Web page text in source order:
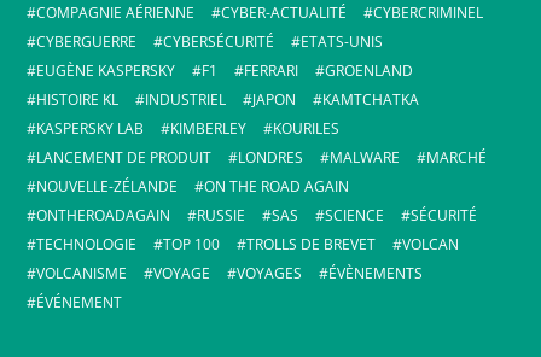
COMPAGNIE AÉRIENNE
CYBER-ACTUALITÉ
CYBERCRIMINEL
CYBERGUERRE
CYBERSÉCURITÉ
ETATS-UNIS
EUGÈNE KASPERSKY
F1 FERRARI
GROENLAND
HISTOIRE KL
INDUSTRIEL JAPON
KAMTCHATKA
KASPERSKY LAB
KIMBERLEY
KOURILES
LANCEMENT DE PRODUIT
LONDRES MALWARE
MARCHÉ
NOUVELLE-ZÉLANDE
ON THE ROAD AGAIN
ONTHEROADAGAIN
RUSSIE SAS SCIENCE
SÉCURITÉ
TECHNOLOGIE
TOP 100 TROLLS DE BREVET
VOLCAN
VOLCANISME
VOYAGE VOYAGES
ÉVÈNEMENTS
ÉVÉNEMENT